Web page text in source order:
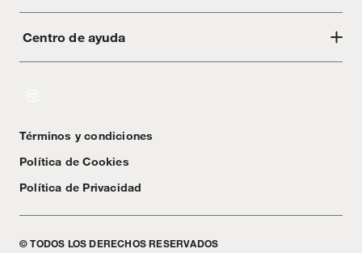
Acerca de Crate
Centro de ayuda
Textos Legales
Términos y condiciones
Política de Cookies
Política de Privacidad
© TODOS LOS DERECHOS RESERVADOS